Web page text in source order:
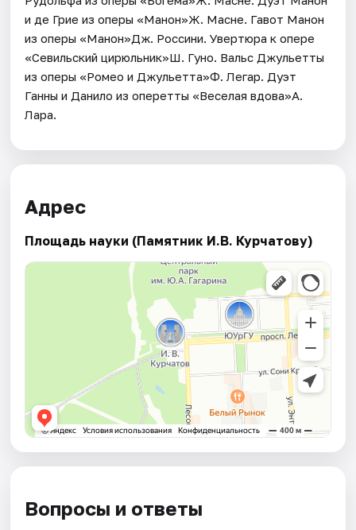
и де Грие из оперы «Манон»Ж. Масне. Гавот Манон
из оперы «Манон»Дж. Россини. Увертюра к опере
«Севильский цирюльник»Ш. Гуно. Вальс Джульетты
из оперы «Ромео и Джульетта»Ф. Легар. Дуэт
Ганны и Данило из оперетты «Веселая вдова»А.
Лара.
Адрес
Площадь науки (Памятник И.В. Курчатову)
Вопросы и ответы